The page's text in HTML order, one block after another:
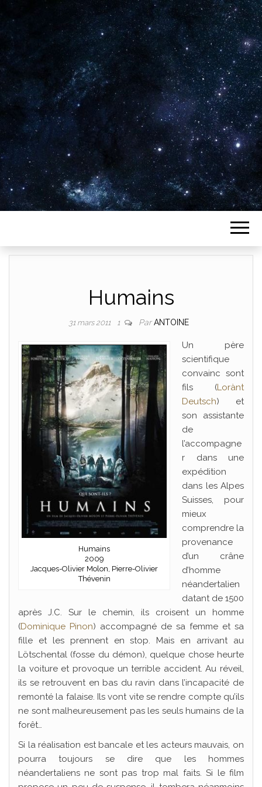
Plus de 2800 critiques de films
Humains
31 mars 2011 1 ParANTOINE
Humains
2009
Jacques-Olivier Molon, Pierre-Olivier
Thévenin
Un père
scientifique
convainc sont
fils (Lorànt
Deutsch) et
son assistante
de
l’accompagne
r dans une
expédition
dans les Alpes
Suisses, pour
mieux
comprendre la
provenance
d’un crâne
d’homme
néandertalien
datant de 1500
après J.C. Sur le chemin, ils croisent un homme
(Dominique Pinon) accompagné de sa femme et sa
fille et les prennent en stop. Mais en arrivant au
Lötschental (fosse du démon), quelque chose heurte
la voiture et provoque un terrible accident. Au réveil,
ils se retrouvent en bas du ravin dans l’incapacité de
remonté la falaise. Ils vont vite se rendre compte qu’ils
ne sont malheureusement pas les seuls humains de la
forêt…
Si la réalisation est bancale et les acteurs mauvais, on
pourra toujours se dire que les hommes
néandertaliens ne sont pas trop mal faits. Si le film